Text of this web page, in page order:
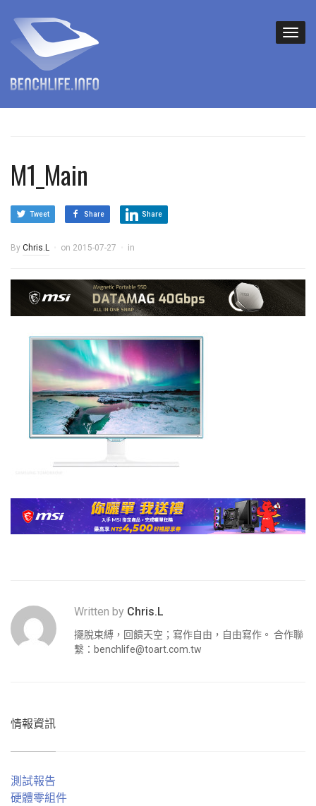
M1_Main
Tweet Share Share
By Chris.L on 2015-07-27 in
Written by Chris.L
擺脫束縛，回饋天空；寫作自由，自由寫作。 合作聯
繫： benchlife@toart.com.tw
情報資訊
測試報告
硬體零組件